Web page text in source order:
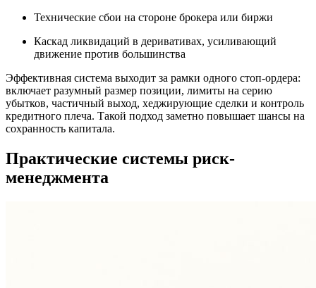
Технические сбои на стороне брокера или биржи
Каскад ликвидаций в деривативах, усиливающий
движение против большинства
Эффективная система выходит за рамки одного стоп-ордера:
включает разумный размер позиции, лимиты на серию
убытков, частичный выход, хеджирующие сделки и контроль
кредитного плеча. Такой подход заметно повышает шансы на
сохранность капитала.
Практические системы риск-
менеджмента